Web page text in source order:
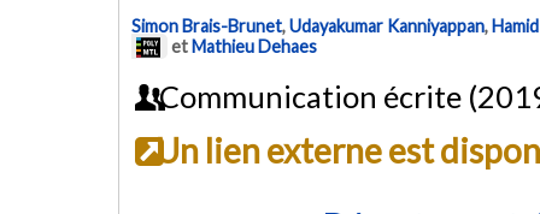
Simon Brais-Brunet,Udayakumar Kanniyappan,
etMathieu Dehaes
Communication écrite
Un lien externe est